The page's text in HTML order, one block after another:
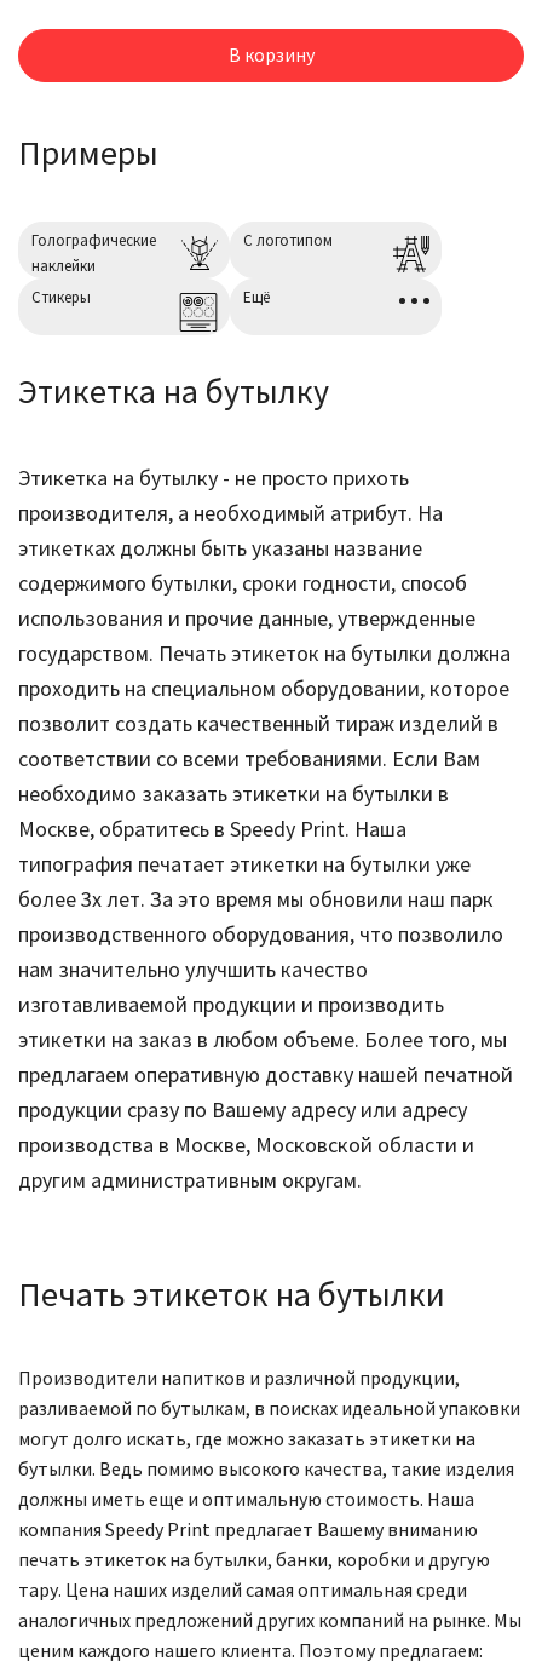
В корзину
Примеры
Голографические
наклейки
С логотипом
Cтикеры Ещё
Этикетка на бутылку
Этикетка на бутылку - не просто прихоть
производителя, а необходимый атрибут. На
этикетках должны быть указаны название
содержимого бутылки, сроки годности, способ
использования и прочие данные, утвержденные
государством. Печать этикеток на бутылки должна
проходить на специальном оборудовании, которое
позволит создать качественный тираж изделий в
соответствии со всеми требованиями. Если Вам
необходимо заказать этикетки на бутылки в
Москве, обратитесь в Speedy Print. Наша
типография печатает этикетки на бутылки уже
более 3х лет. За это время мы обновили наш парк
производственного оборудования, что позволило
нам значительно улучшить качество
изготавливаемой продукции и производить
этикетки на заказ в любом объеме. Более того, мы
предлагаем оперативную доставку нашей печатной
продукции сразу по Вашему адресу или адресу
производства в Москве, Московской области и
другим административным округам.
Печать этикеток на бутылки
Производители напитков и различной продукции,
разливаемой по бутылкам, в поисках идеальной упаковки
могут долго искать, где можно заказать этикетки на
бутылки. Ведь помимо высокого качества, такие изделия
должны иметь еще и оптимальную стоимость. Наша
компания Speedy Print предлагает Вашему вниманию
печать этикеток на бутылки, банки, коробки и другую
тару. Цена наших изделий самая оптимальная среди
аналогичных предложений других компаний на рынке. Мы
ценим каждого нашего клиента. Поэтому предлагаем: